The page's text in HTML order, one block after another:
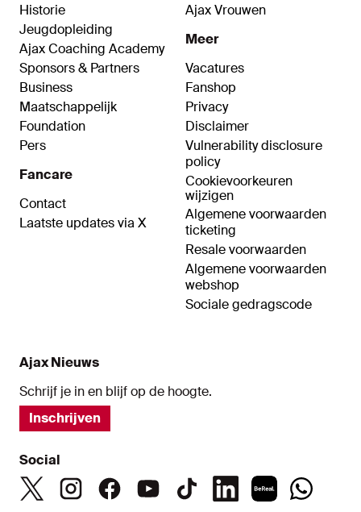
Historie
Jeugdopleiding
Ajax Coaching Academy
Sponsors & Partners
Business
Maatschappelijk
Foundation
Pers
Fancare
Contact
Laatste updates via X
Ajax Vrouwen
Meer
Vacatures
Fanshop
Privacy
Disclaimer
Vulnerability disclosure
policy
Cookievoorkeuren
wijzigen
Algemene voorwaarden
ticketing
Resale voorwaarden
Algemene voorwaarden
webshop
Sociale gedragscode
Ajax Nieuws
Schrijf je in en blijf op de hoogte.
Inschrijven
Social